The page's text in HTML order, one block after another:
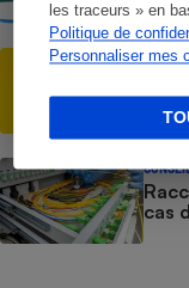
les traceurs » en
Politique de
Personnaliser mes
cas